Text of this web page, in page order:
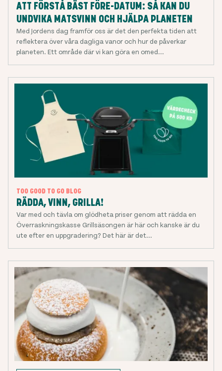
ATT FÖRSTÅ BÄST FÖRE-DATUM: SÅ KAN DU
UNDVIKA MATSVINN OCH HJÄLPA PLANETEN
Med Jordens dag framför oss är det den perfekta tiden att
reflektera över våra dagliga vanor och hur de påverkar
planeten. Ett område där vi kan göra en omed...
TOO GOOD TO GO BLOG
RÄDDA, VINN, GRILLA!
Var med och tävla om glödheta priser genom att rädda en
Överraskningskasse Grillsäsongen är här och kanske är du
ute efter en uppgradering? Det här är det...